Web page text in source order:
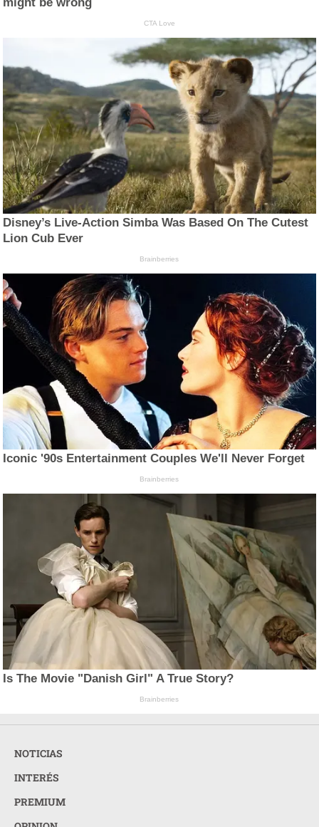
CTA Love
Disney’s Live-Action Simba Was Based On The Cutest
Lion Cub Ever
Brainberries
Iconic '90s Entertainment Couples We'll Never Forget
Brainberries
Is The Movie "Danish Girl" A True Story?
Brainberries
NOTICIAS
INTERÉS
PREMIUM